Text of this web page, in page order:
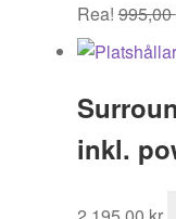
Rea! 995,00
inkl.